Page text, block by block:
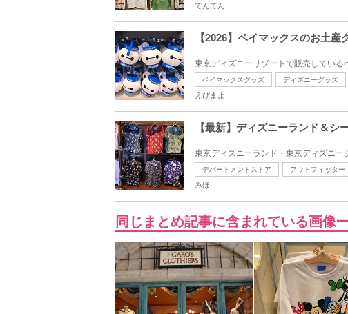
てんてん
【2026】ベイマックスのお土
東京ディズニーリゾートで販売してい
ベイマックスグッズ ディズニーグッズ
えびまよ
【最新】ディズニーランド＆シ
東京ディズニーランド・東京ディズニ
デパートメントストア アウトフィッター
みほ
同じまとめ記事に含まれている画像